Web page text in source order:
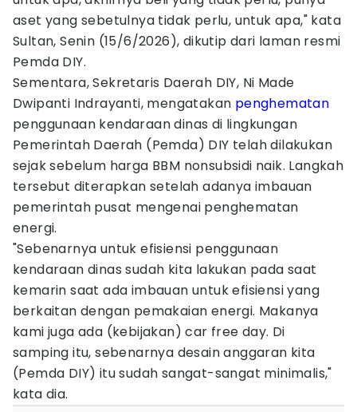
aset yang sebetulnya tidak perlu, untuk apa," kata
Sultan, Senin (15/6/2026), dikutip dari laman resmi
Pemda DIY.
Sementara, Sekretaris Daerah DIY, Ni Made
Dwipanti Indrayanti, mengatakan penghematan
penggunaan kendaraan dinas di lingkungan
Pemerintah Daerah (Pemda) DIY telah dilakukan
sejak sebelum harga BBM nonsubsidi naik. Langkah
tersebut diterapkan setelah adanya imbauan
pemerintah pusat mengenai penghematan
energi.
"Sebenarnya untuk efisiensi penggunaan
kendaraan dinas sudah kita lakukan pada saat
kemarin saat ada imbauan untuk efisiensi yang
berkaitan dengan pemakaian energi. Makanya
kami juga ada (kebijakan) car free day. Di
samping itu, sebenarnya desain anggaran kita
(Pemda DIY) itu sudah sangat-sangat minimalis,"
kata dia.